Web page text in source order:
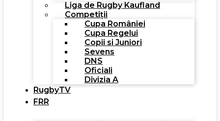
Liga de Rugby Kaufland
Competiții
Cupa României
Cupa Regelui
Copii si Juniori
Sevens
DNS
Oficiali
Divizia A
RugbyTV
FRR